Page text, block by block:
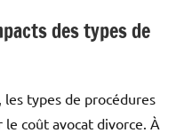
des types de
les types de procédures
coût avocat divorce. À